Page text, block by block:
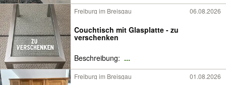
Freiburg im Breisgau 06.08.2026
Couchtisch mit Glasplatte - zu
verschenken
Beschreibung: ...
Freiburg im Breisgau 01.08.2026